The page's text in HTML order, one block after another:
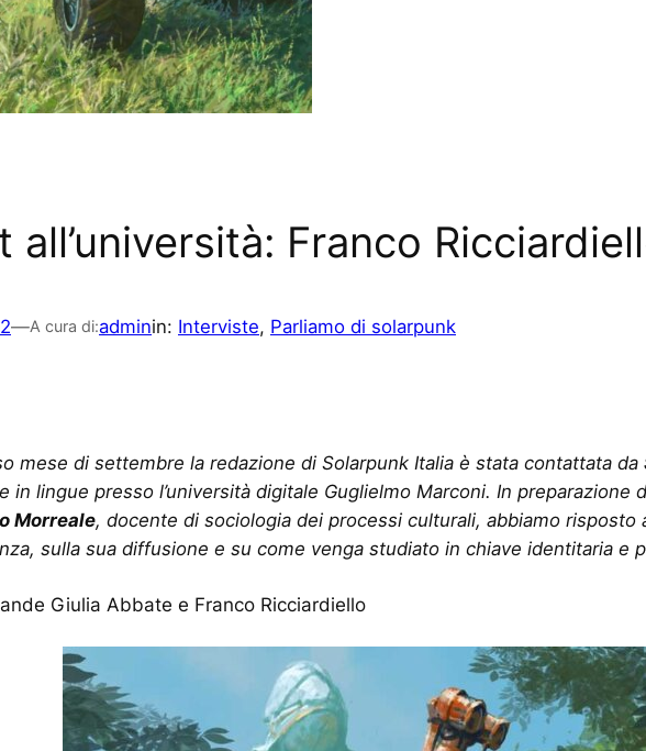
all’università: Franco
—A cura di:adminin: Interviste, Parliamo di solarpunk
mese di settembre la redazione di Solarpunk Italia è stata contattata da
in lingue presso l’università digitale Guglielmo Marconi. In preparazione
Morreale, docente di sociologia dei processi culturali, abbiamo risposto
sulla sua diffusione e su come venga studiato in chiave identitaria e
Giulia Abbate e Franco Ricciardiello